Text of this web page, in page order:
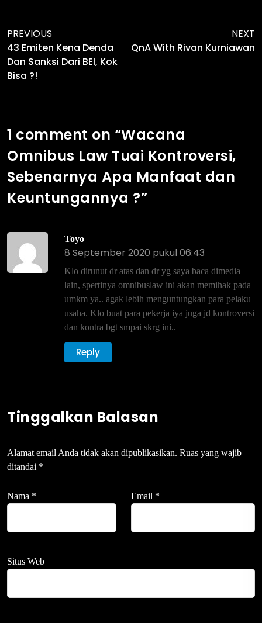
PREVIOUS
43 Emiten Kena Denda
Dan Sanksi Dari BEI, Kok
Bisa ?!
NEXT
QnA With Rivan Kurniawan
1 comment on “Wacana
Omnibus Law Tuai Kontroversi,
Sebenarnya Apa Manfaat dan
Keuntungannya ?”
Toyo
8 September 2020 pukul 06:43
Klo dirunut dr atas dan dr yg saya baca dimedia
lain, spertinya omnibuslaw ini akan memihak pada
umkm ya.. agak lebih menguntungkan para pelaku
usaha. Klo buat para pekerja iya juga jd kontroversi
dan kontra bgt smpai skrg ini..
Reply
Tinggalkan Balasan
Alamat email Anda tidak akan dipublikasikan. Ruas yang wajib
ditandai *
Nama * Email *
Situs Web